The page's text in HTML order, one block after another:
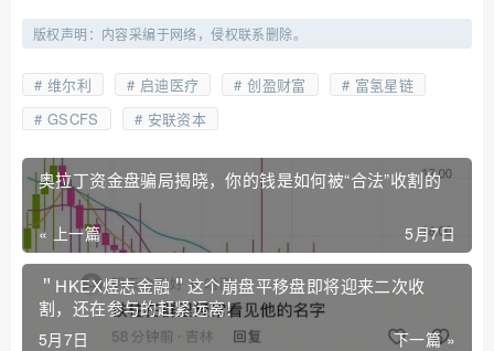
版权声明：内容采编于网络，侵权联系删除。
维尔利 启迪医疗 创盈财富
富氢星链
GSCFS
安联资本
奥拉丁资金盘骗局揭晓，你的钱是如何被“合法”收割的
« 上一篇 5月7日
＂HKEX煜志金融＂这个崩盘平移盘即将迎来二次收
割，还在参与的赶紧远离！
下一篇 »
5月7日